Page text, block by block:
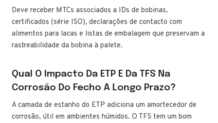
Deve receber MTCs associados a IDs de bobinas,
certificados (série ISO), declarações de contacto com
alimentos para lacas e listas de embalagem que preservam a
rastreabilidade da bobina à palete.
Qual O Impacto Da ETP E Da TFS Na
Corrosão Do Fecho A Longo Prazo?
A camada de estanho do ETP adiciona um amortecedor de
corrosão, útil em ambientes húmidos. O TFS tem um bom